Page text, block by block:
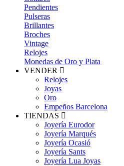
Pendientes
Pulseras
Brillantes
Broches
Vintage
Relojes
Monedas de Oro y Plata
VENDER
Relojes
Joyas
Oro
Empeños Barcelona
TIENDAS
Joyería Eurodor
Joyería Marqués
Joyería Ocasió
Joyería Sants
Joyería Lua Joyas